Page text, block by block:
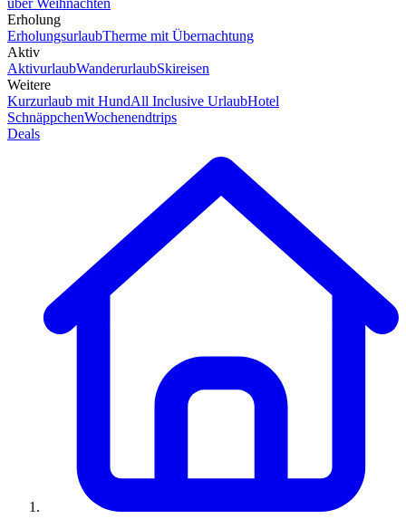
Erholung
ErholungsurlaubTherme mit Übernachtung
Aktiv
AktivurlaubWanderurlaubSkireisen
Weitere
Kurzurlaub mit HundAll Inclusive UrlaubHotel
SchnäppchenWochenendtrips
Deals